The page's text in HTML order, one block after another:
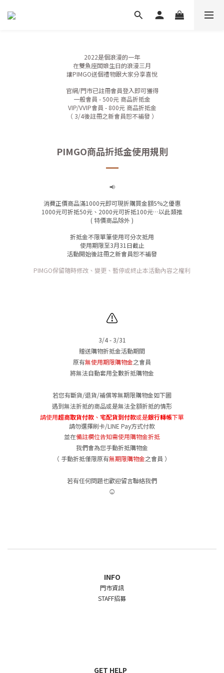
2022是個浪漫的一年
在雙魚座闆娘生日的浪漫三月
讓PIMGO送個禮物跟大家分享喜悅
官網/門市已註冊會員登入即可獲得
一般會員 - 500元 商品折抵金
VIP/VVIP會員 - 800元 商品折抵金
（ 3/4後註冊之新會員恕不補發 ）
PIMGO商品折抵金使用規則
📢
消費正價商品滿1000元即可現折購買金額5%之優惠
1000元可折抵50元、2000元可折抵100元…以此類推
( 特價商品除外 )
折抵金不限單筆使用可分次抵用
使用期限至3月31日截止
活動開始後註冊之新會員恕不補發
PIMGO保留隨時修改、變更、暫停或終止本活動內容之權利
⚠️
3/4 - 3/31
贈送購物折抵金活動期間
原有無使用期限購物金之會員
將無法自動套用全數折抵購物金
若您有斷貨/退貨/補償等無期限購物金如下圖
遇到無法折抵的商品或是無法全額折抵的情形
請使用超商取貨付款 、 宅配貨到付款或是銀行轉帳下單
請勿選擇刷卡/LINE Pay方式付款
並在備註欄位告知需使用購物金折抵
我們會為您手動折抵購物金
（ 手動折抵僅限原有無期限購物金之會員 ）
若有任何問題也歡迎留言聯絡我們
☺︎
INFO
門市資訊
STAFF招募
GET HELP